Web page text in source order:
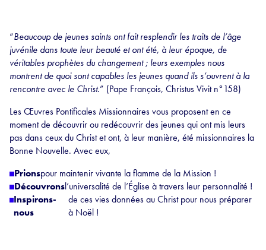
“Beaucoup de jeunes saints ont fait resplendir les traits de l’âge
juvénile dans toute leur beauté et ont été, à leur époque, de
véritables prophètes du changement ; leurs exemples nous
montrent de quoi sont capables les jeunes quand ils s’ouvrent à la
rencontre avec le Christ.” (Pape François, Christus Vivit n°158)
Les Œuvres Pontificales Missionnaires vous proposent en ce
moment de découvrir ou redécouvrir des jeunes qui ont mis leurs
pas dans ceux du Christ et ont, à leur manière, été missionnaires la
Bonne Nouvelle. Avec eux,
Prionspour maintenir vivante la flamme de la Mission !
Découvronsl’universalité de l’Église à travers leur personnalité !
Inspirons-
nous
de ces vies données au Christ pour nous préparer
à Noël !